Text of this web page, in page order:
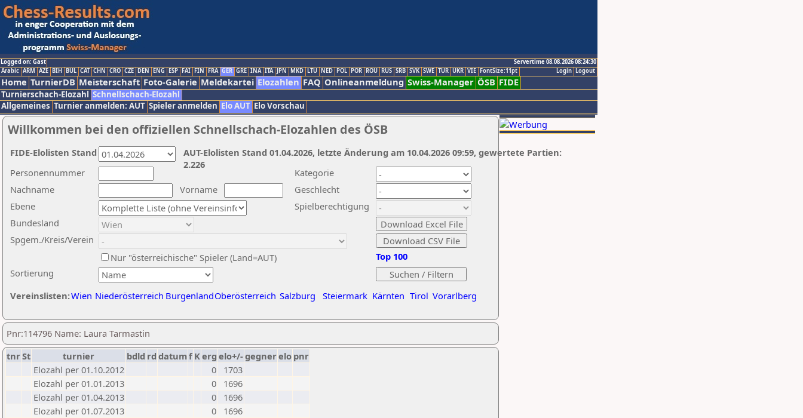
Logged on: Gast
Servertime 08.08.2026 08:24:30
Logout
Login
Arabic ARM AZE BIH BUL CAT CHN CRO CZE DEN ENG ESP FAI FIN FRA GER GRE INA ITA JPN MKD LTU NED POL POR ROU RUS SRB SVK SWE TUR UKR VIE FontSize:11pt
Home TurnierDB Meisterschaft Foto-Galerie Meldekartei Elozahlen FAQ Onlineanmeldung Swiss-Manager ÖSB FIDE
Turnierschach-Elozahl Schnellschach-Elozahl
Allgemeines Turnier anmelden: AUT Spieler anmelden Elo AUT Elo Vorschau
Willkommen bei den offiziellen Schnellschach-Elozahlen des ÖSB
Nachname
Vorname
Ebene
Kategorie
Sortierung
Personennummer
Bundesland
Spgem./Kreis/Verein
Geschlecht
Nur "österreichische" Spieler (Land=AUT)
Spielberechtigung
Vereinslisten:Wien Niederösterreich BurgenlandOberösterreich Salzburg Steiermark Kärnten Tirol Vorarlberg
Top 100
AUT-Elolisten Stand 01.04.2026, letzte Änderung am 10.04.2026 09:59, gewertete Partien:
2.226
FIDE-Elolisten Stand
Pnr:114796 Name: Laura Tarmastin
tnrSt turnier bdld rd datumf Kerg elo+/-gegnerelo pnr
Elozahl per 01.10.2012
0
1703
Elozahl per 01.01.2013
0
1696
Elozahl per 01.04.2013
0
1696
Elozahl per 01.07.2013
0
1696